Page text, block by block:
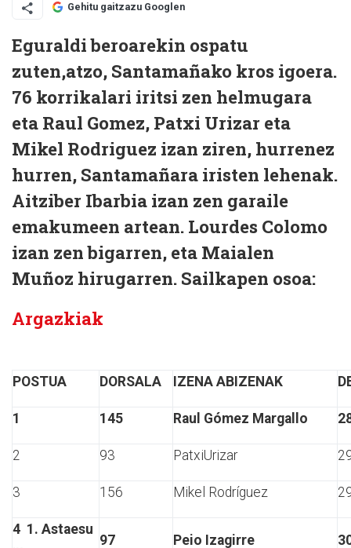
Gehitu gaitzazu Googlen
Eguraldi beroarekin ospatu
zuten,atzo, Santamañako kros igoera.
76 korrikalari iritsi zen helmugara
eta Raul Gomez, Patxi Urizar eta
Mikel Rodriguez izan ziren, hurrenez
hurren, Santamañara iristen lehenak.
Aitziber Ibarbia izan zen garaile
emakumeen artean. Lourdes Colomo
izan zen bigarren, eta Maialen
Muñoz hirugarren. Sailkapen osoa:
Argazkiak
POSTUA DORSALA IZENA ABIZENAK
1 145 Raul Gómez Margallo
2 93 PatxiUrizar
3 156 Mikel Rodríguez
4 1. Astaesu
97 Peio Izagirre